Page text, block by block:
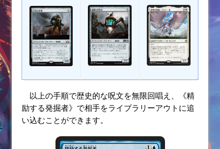
以上の手順で歴史的な呪文を無限回唱え、《精
励する発掘者》で相手をライブラリーアウトに追
い込むことができます。